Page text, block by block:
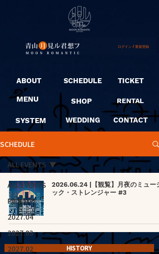
ログイン / 新規登録
ABOUT
MENU
SYSTEM
SCHEDULE
SHOP
WEDDING
TICKET
RENTAL
CONTACT
SCHEDULE
ALL EVENTS
PICK UP
2027.04
2027.03
2027.02
ALL EVENTS
2026.06.24 |【観覧】月夜のミュージ
ック・ストレンジャー #3
HISTORY